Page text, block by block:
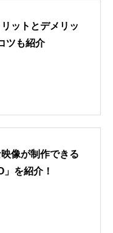
ットとデメリッ
ツも紹介
像が制作できる
を紹介！